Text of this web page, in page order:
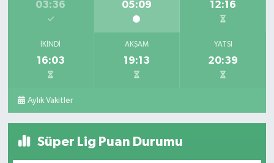
03:36 05:09 12:16
İKINDI
16:03
AKŞAM
19:13
YATSI
20:39
Aylık Vakitler
Süper Lig Puan Durumu